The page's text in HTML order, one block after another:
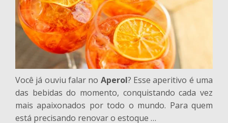
Você já ouviu falar no Aperol? Esse aperitivo é uma
das bebidas do momento, conquistando cada vez
mais apaixonados por todo o mundo. Para quem
está precisando renovar o estoque …